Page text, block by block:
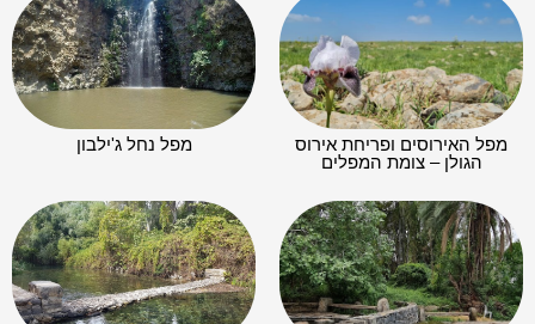
מפל האירוסים ופריחת אירוס
הגולן – צומת המפלים
מפל נחל ג'ילבון